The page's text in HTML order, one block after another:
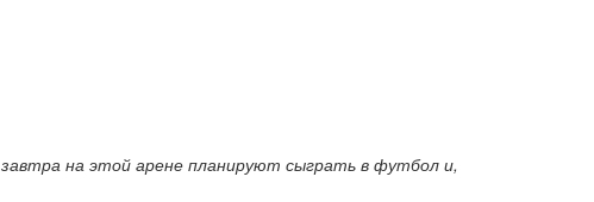
на этой арене планируют сыграть в футбол и,